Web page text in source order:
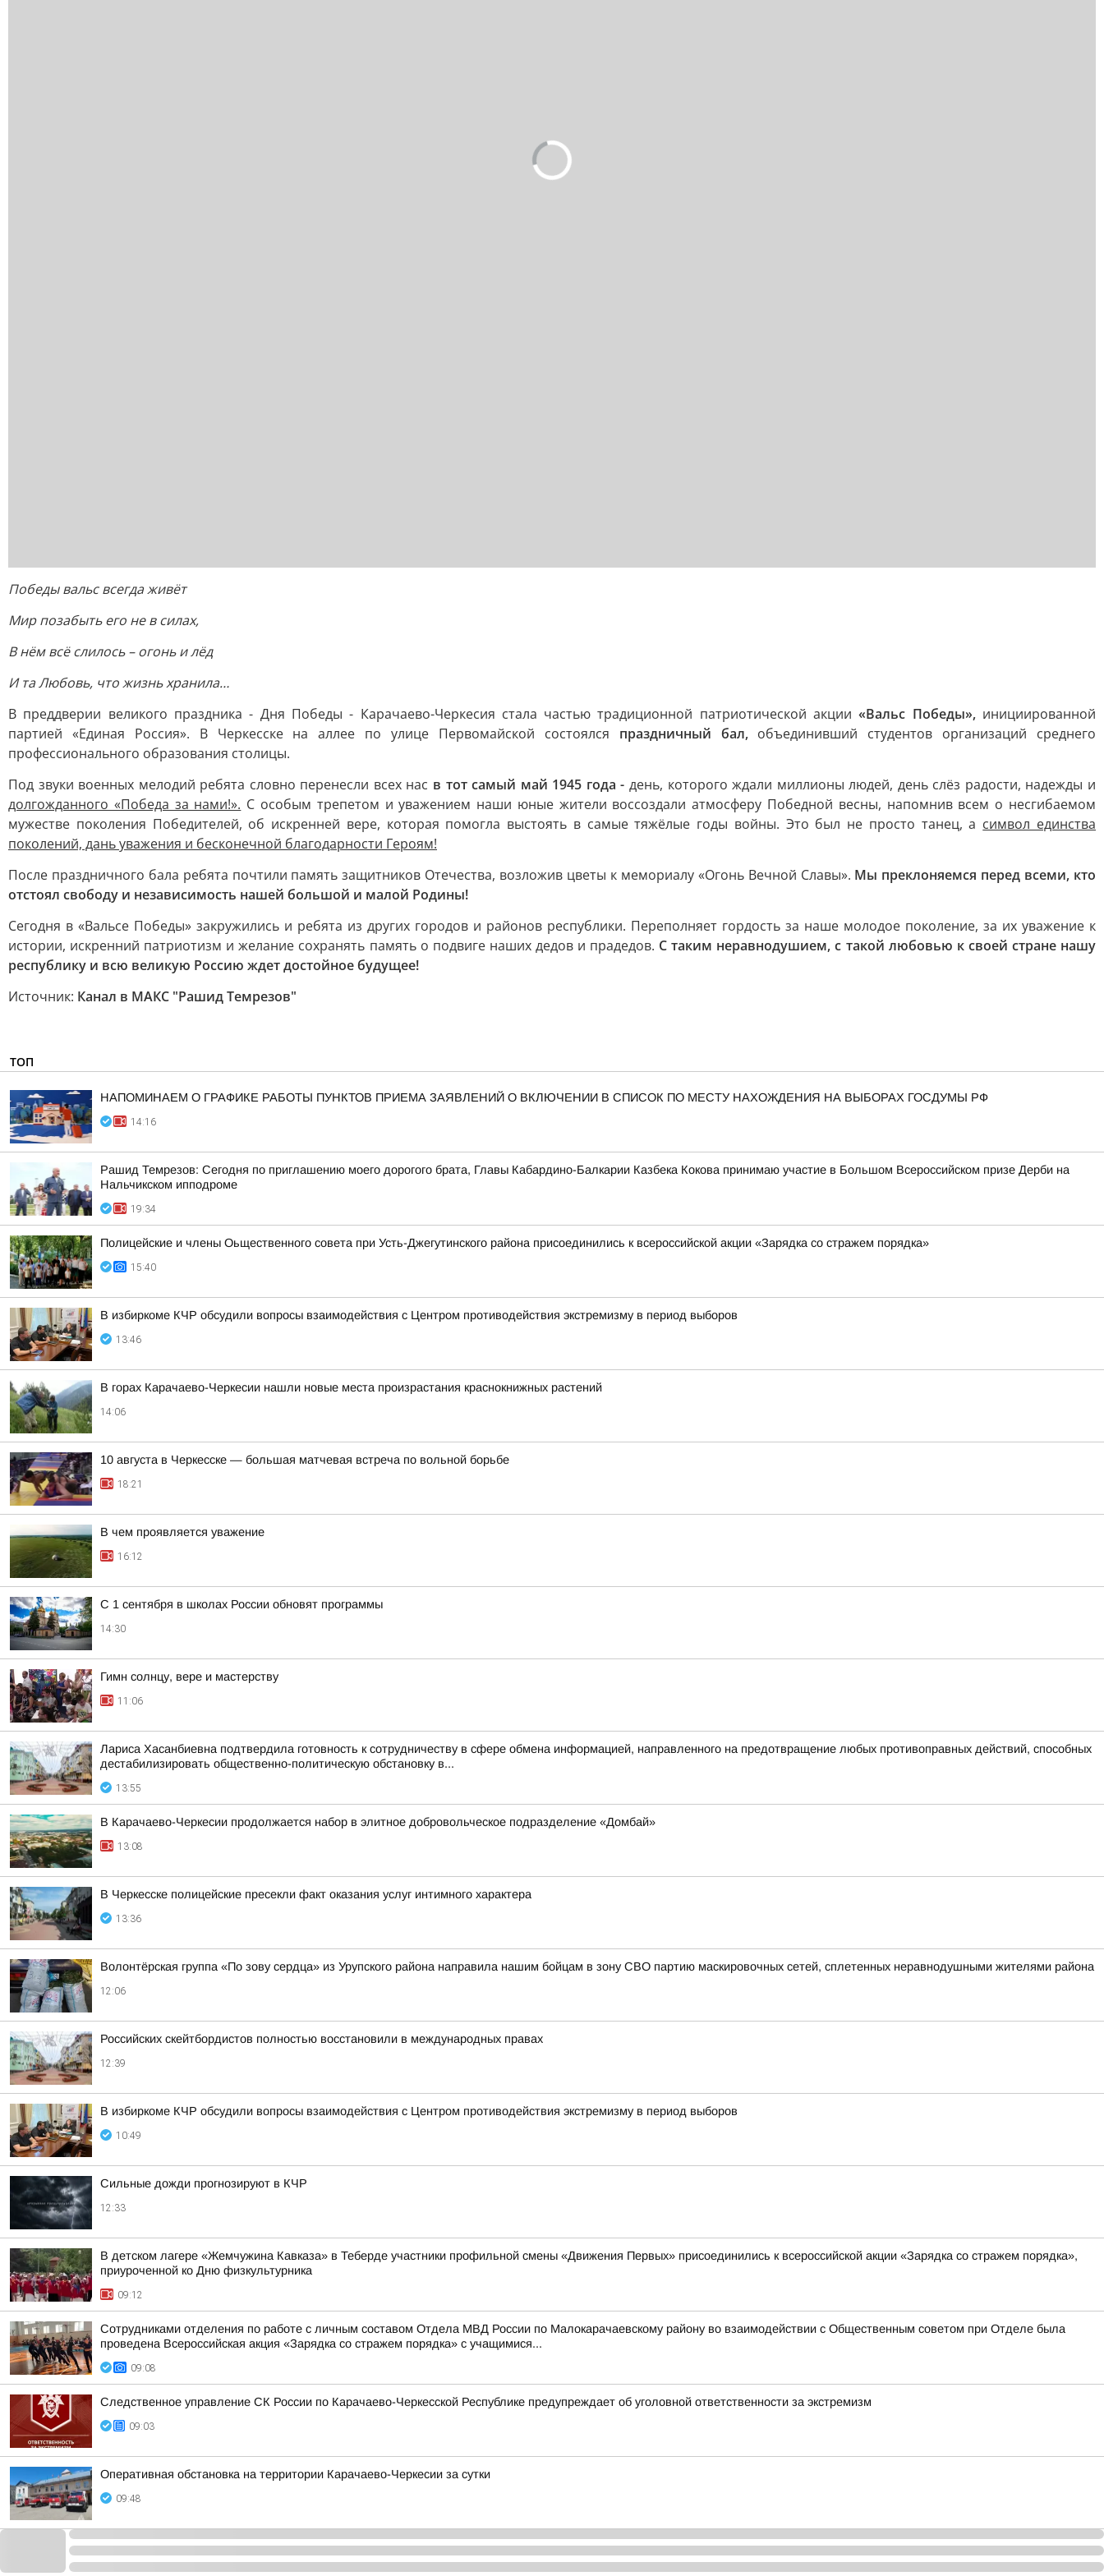
Победы вальс всегда живёт
Мир позабыть его не в силах,
В нём всё слилось – огонь и лёд
И та Любовь, что жизнь хранила…
В преддверии великого праздника - Дня Победы - Карачаево-Черкесия стала частью традиционной патриотической акции«Вальс Победы», инициированной
партией «Единая Россия». В Черкесске на аллее по улице Первомайской состоялся праздничный бал, объединивший студентов организаций среднего
профессионального образования столицы.
Под звуки военных мелодий ребята словно перенесли всех нас в тот самый май 1945 года - день, которого ждали миллионы людей, день слёз радости, надежды и
долгожданного «Победа за нами!». С особым трепетом и уважением наши юные жители воссоздали атмосферу Победной весны, напомнив всем о несгибаемом
мужестве поколения Победителей, об искренней вере, которая помогла выстоять в самые тяжёлые годы войны. Это был не просто танец, а символ единства
поколений, дань уважения и бесконечной благодарности Героям!
После праздничного бала ребята почтили память защитников Отечества, возложив цветы к мемориалу «Огонь Вечной Славы». Мы преклоняемся перед всеми, кто
отстоял свободу и независимость нашей большой и малой Родины!
Сегодня в «Вальсе Победы» закружились и ребята из других городов и районов республики. Переполняет гордость за наше молодое поколение, за их уважение к
истории, искренний патриотизм и желание сохранять память о подвиге наших дедов и прадедов. С таким неравнодушием, с такой любовью к своей стране нашу
республику и всю великую Россию ждет достойное будущее!
Источник: Канал в МАКС "Рашид Темрезов"
ТОП
НАПОМИНАЕМ О ГРАФИКЕ РАБОТЫ ПУНКТОВ ПРИЕМА ЗАЯВЛЕНИЙ О ВКЛЮЧЕНИИ В СПИСОК ПО МЕСТУ НАХОЖДЕНИЯ НА ВЫБОРАХ ГОСДУМЫ РФ
14:16
Рашид Темрезов: Сегодня по приглашению моего дорогого брата, Главы Кабардино-Балкарии Казбека Кокова принимаю участие в Большом Всероссийском призе Дерби на
Нальчикском ипподроме
19:34
Полицейские и члены Оьщественного совета при Усть-Джегутинского района присоединились к всероссийской акции «Зарядка со стражем порядка»
15:40
В избиркоме КЧР обсудили вопросы взаимодействия с Центром противодействия экстремизму в период выборов
13:46
В горах Карачаево-Черкесии нашли новые места произрастания краснокнижных растений
14:06
10 августа в Черкесске — большая матчевая встреча по вольной борьбе
18:21
В чем проявляется уважение
16:12
С 1 сентября в школах России обновят программы
14:30
Гимн солнцу, вере и мастерству
11:06
Лариса Хасанбиевна подтвердила готовность к сотрудничеству в сфере обмена информацией, направленного на предотвращение любых противоправных действий, способных
дестабилизировать общественно-политическую обстановку в...
13:55
В Карачаево-Черкесии продолжается набор в элитное добровольческое подразделение «Домбай»
13:08
В Черкесске полицейские пресекли факт оказания услуг интимного характера
13:36
Волонтёрская группа «По зову сердца» из Урупского района направила нашим бойцам в зону СВО партию маскировочных сетей, сплетенных неравнодушными жителями района
12:06
Российских скейтбордистов полностью восстановили в международных правах
12:39
В избиркоме КЧР обсудили вопросы взаимодействия с Центром противодействия экстремизму в период выборов
10:49
Сильные дожди прогнозируют в КЧР
12:33
В детском лагере «Жемчужина Кавказа» в Теберде участники профильной смены «Движения Первых» присоединились к всероссийской акции «Зарядка со стражем порядка»,
приуроченной ко Дню физкультурника
09:12
Сотрудниками отделения по работе с личным составом Отдела МВД России по Малокарачаевскому району во взаимодействии с Общественным советом при Отделе была
проведена Всероссийская акция «Зарядка со стражем порядка» с учащимися...
09:08
Следственное управление СК России по Карачаево-Черкесской Республике предупреждает об уголовной ответственности за экстремизм
09:03
Оперативная обстановка на территории Карачаево-Черкесии за сутки
09:48